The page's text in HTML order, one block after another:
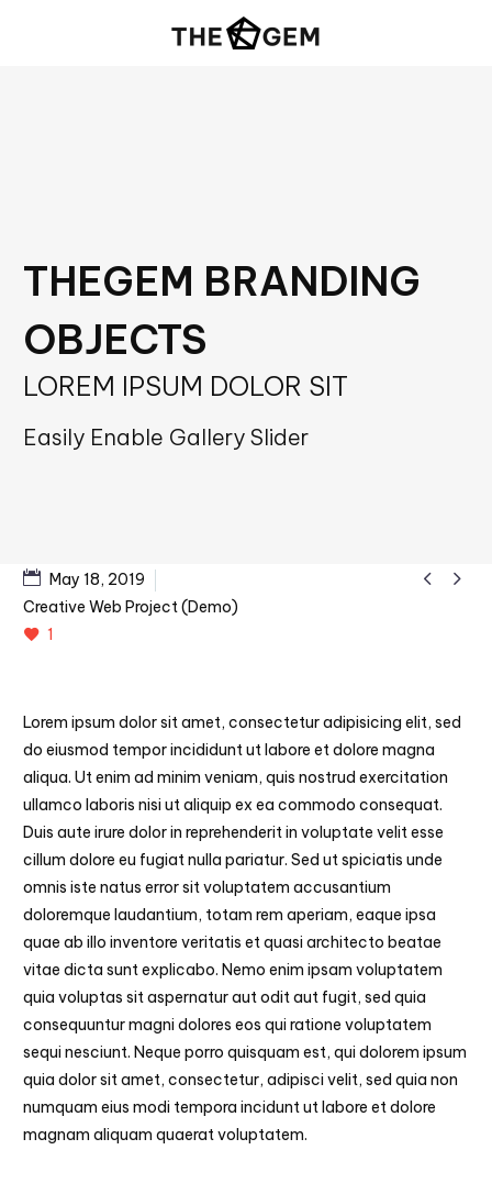
THEGEM BRANDING
OBJECTS
LOREM IPSUM DOLOR SIT
Easily Enable Gallery Slider
 
May 18, 2019
Creative Web Project (Demo)
1
Lorem ipsum dolor sit amet, consectetur adipisicing elit, sed
do eiusmod tempor incididunt ut labore et dolore magna
aliqua. Ut enim ad minim veniam, quis nostrud exercitation
ullamco laboris nisi ut aliquip ex ea commodo consequat.
Duis aute irure dolor in reprehenderit in voluptate velit esse
cillum dolore eu fugiat nulla pariatur. Sed ut spiciatis unde
omnis iste natus error sit voluptatem accusantium
doloremque laudantium, totam rem aperiam, eaque ipsa
quae ab illo inventore veritatis et quasi architecto beatae
vitae dicta sunt explicabo. Nemo enim ipsam voluptatem
quia voluptas sit aspernatur aut odit aut fugit, sed quia
consequuntur magni dolores eos qui ratione voluptatem
sequi nesciunt. Neque porro quisquam est, qui dolorem ipsum
quia dolor sit amet, consectetur, adipisci velit, sed quia non
numquam eius modi tempora incidunt ut labore et dolore
magnam aliquam quaerat voluptatem.